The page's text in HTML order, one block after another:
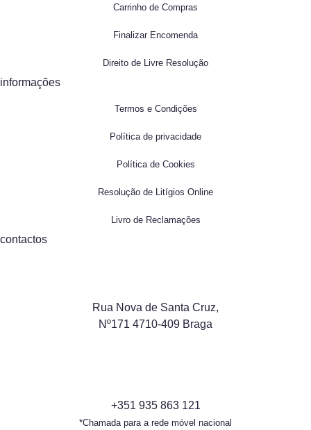
Carrinho de Compras
Finalizar Encomenda
Direito de Livre Resolução
informações
Termos e Condições
Política de privacidade
Política de Cookies
Resolução de Litígios Online
Livro de Reclamações
contactos
Rua Nova de Santa Cruz,
Nº171 4710-409 Braga
+351 935 863 121
*Chamada para a rede móvel nacional